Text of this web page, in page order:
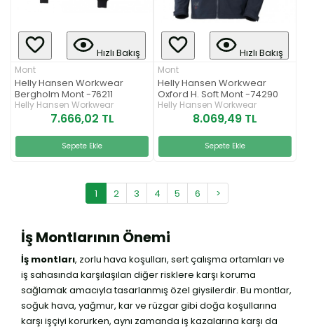
Hızlı Bakış
Mont
Helly Hansen Workwear
Bergholm Mont -76211
Helly Hansen Workwear
7.666,02 TL
Sepete Ekle
Hızlı Bakış
Mont
Helly Hansen Workwear
Oxford H. Soft Mont -74290
Helly Hansen Workwear
8.069,49 TL
Sepete Ekle
1 2 3 4 5 6 >
İş Montlarının Önemi
İş montları, zorlu hava koşulları, sert çalışma ortamları ve
iş sahasında karşılaşılan diğer risklere karşı koruma
sağlamak amacıyla tasarlanmış özel giysilerdir. Bu montlar,
soğuk hava, yağmur, kar ve rüzgar gibi doğa koşullarına
karşı işçiyi korurken, aynı zamanda iş kazalarına karşı da